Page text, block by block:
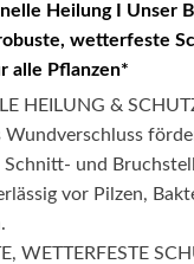
Heilung I Unser
wetterfeste
alle Pflanzen*
HEILUNG &
Wundverschluss
Schnitt- und
vor Pilzen,
WETTERFESTE